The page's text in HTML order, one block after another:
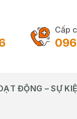
Cấp
ĐỘNG – SỰ